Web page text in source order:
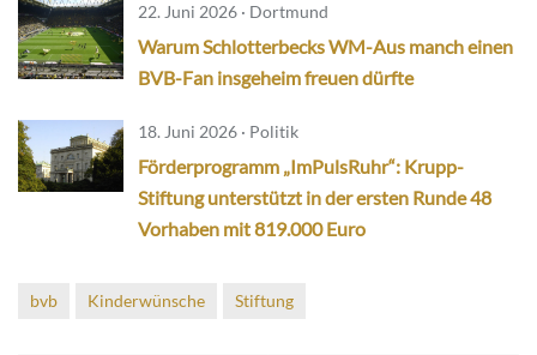
22. Juni 2026 · Dortmund
Warum Schlotterbecks WM-Aus manch einen
BVB-Fan insgeheim freuen dürfte
18. Juni 2026 · Politik
Förderprogramm „ImPulsRuhr“: Krupp-
Stiftung unterstützt in der ersten Runde 48
Vorhaben mit 819.000 Euro
bvb Kinderwünsche Stiftung